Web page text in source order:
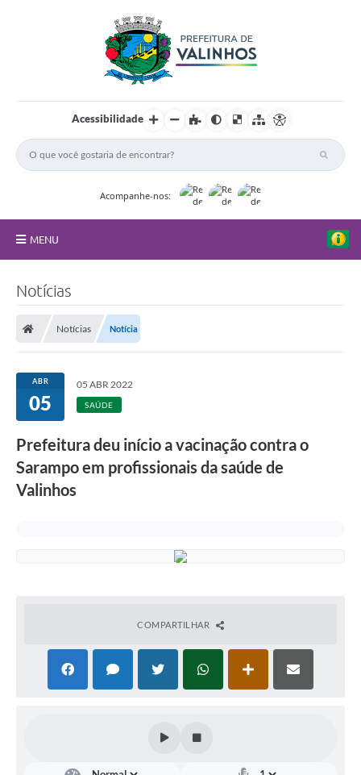
Acessibilidade
Acompanhe-nos:
MENU
Secretarias
Atos Oficiais
Transparência
Programa Famílias Fortes
Contratação de estagiário - estudante de Direito -
Galeria de Fotos
Notícias
Notícias Notícia
ABR
05
05 ABR 2022
SAÚDE
Prefeitura deu início a vacinação contra o
Sarampo em profissionais da saúde de
Valinhos
COMPARTILHAR